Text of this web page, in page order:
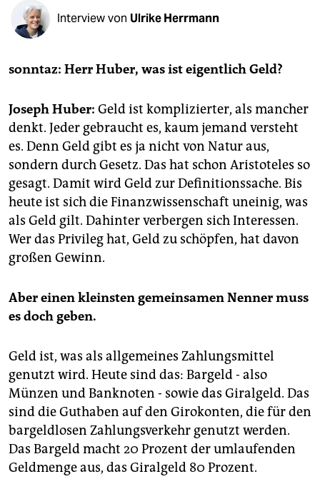
fragen & hilfe
unterstützen
abo
epaper login
Interview von Ulrike Herrmann
sonntaz: Herr Huber, was ist eigentlich Geld?
Joseph Huber: Geld ist komplizierter, als mancher
denkt. Jeder gebraucht es, kaum jemand versteht
es. Denn Geld gibt es ja nicht von Natur aus,
sondern durch Gesetz. Das hat schon Aristoteles so
gesagt. Damit wird Geld zur Definitionssache. Bis
heute ist sich die Finanzwissenschaft uneinig, was
als Geld gilt. Dahinter verbergen sich Interessen.
Wer das Privileg hat, Geld zu schöpfen, hat davon
großen Gewinn.
Aber einen kleinsten gemeinsamen Nenner muss
es doch geben.
Geld ist, was als allgemeines Zahlungsmittel
genutzt wird. Heute sind das: Bargeld - also
Münzen und Banknoten - sowie das Giralgeld. Das
sind die Guthaben auf den Girokonten, die für den
bargeldlosen Zahlungsverkehr genutzt werden.
Das Bargeld macht 20 Prozent der umlaufenden
Geldmenge aus, das Giralgeld 80 Prozent.